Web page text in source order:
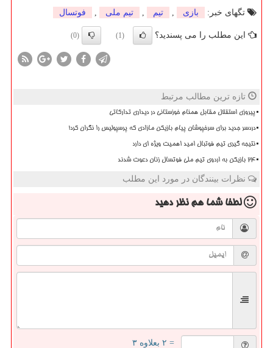
تگهای خبر:
بازی , تیم , تیم ملی , فوتسال
این مطلب را می پسندید؟ (1)
(0)
تازه ترین مطالب مرتبط
پیروزی استقلال مقابل همنام خوزستانی در دیداری تدارکاتی
دردسر جدید برای سرخپوشان پیام بازیکن مازادی که پرسپولیس را نگران کرد!
نتیجه گیری تیم فوتبال امید اهمیت ویژه ای دارد
۲۴ بازیکن به اردوی تیم ملی فوتسال زنان دعوت شدند
نظرات بینندگان در مورد این مطلب
لطفا شما همنظر دهید
= ۲ بعلاوه ۳